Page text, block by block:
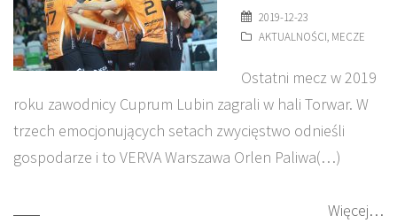
2019-12-23
AKTUALNOŚCI, MECZE
Ostatni mecz w 2019
roku zawodnicy Cuprum Lubin zagrali w hali Torwar. W
trzech emocjonujących setach zwycięstwo odnieśli
gospodarze i to VERVA Warszawa Orlen Paliwa(…)
Więcej…